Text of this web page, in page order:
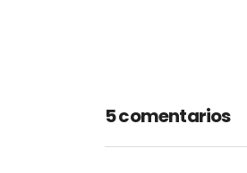
5 comentarios